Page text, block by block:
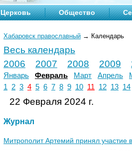
Церковь Общество
Хабаровск православный → Календарь
Весь календарь
2006
2007 2008 2009
Январь Февраль Март Апрель
1
2 3 4 5 6 7 8 9 10 11 12 13 14
22 Февраля 2024 г.
Журнал
Митрополит Артемий принял